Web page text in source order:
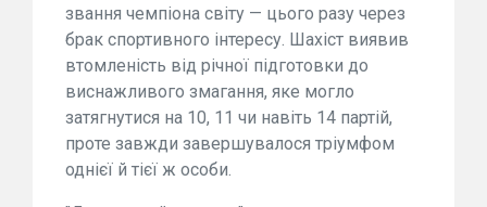
звання чемпіона світу — цього разу через
брак спортивного інтересу. Шахіст виявив
втомленість від річної підготовки до
виснажливого змагання, яке могло
затягнутися на 10, 11 чи навіть 14 партій,
проте завжди завершувалося тріумфом
однієї й тієї ж особи.